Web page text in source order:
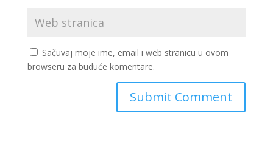
Sačuvaj moje ime, email i web stranicu u ovom
browseru za buduće komentare.